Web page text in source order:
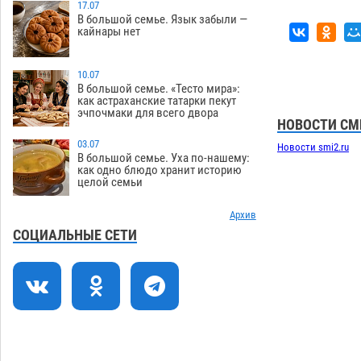
работы по двум федеральным
проектам
06.08 381
16:59
Модное дефиле собак и кошек пройдет
в Астрахани
16:36
Огромного сома вытащили из Волги
на набережной в Астрахани
16:02
Предприниматели с рынка
Жилгородок в Астрахани продолжают
не верить, что их торговые точки
472
поместили на новой серебряной
монете Банка России
14:35
Буддийские святыни из Астрахани
17.07
В большой семье. Язык забыли —
кайнары нет
10.07
В большой семье. «Тесто мира»:
как астраханские татарки пекут
эчпочмаки для всего двора
03.07
В большой семье. Уха по-нашему:
как одно блюдо хранит историю
целой семьи
Архив
СОЦИАЛЬНЫЕ СЕТИ
НОВОСТИ
Новости smi2.ru